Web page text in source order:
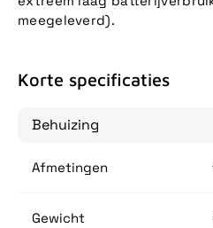
meegeleverd).
Korte specificaties
Behuizing
Afmetingen
Gewicht